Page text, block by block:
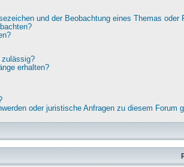
und der Beobachtung eines Themas oder
zulässig?
erhalten?
oder juristische Anfragen zu diesem Forum